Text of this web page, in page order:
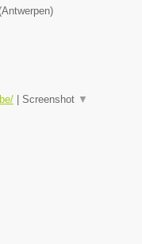
Antwerpen)
Screenshot ▼